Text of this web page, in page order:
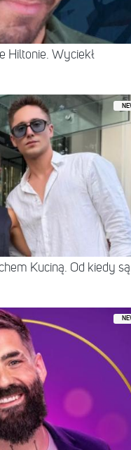
Hiltonie. Wyciekł
Kuciną. Od kiedy są